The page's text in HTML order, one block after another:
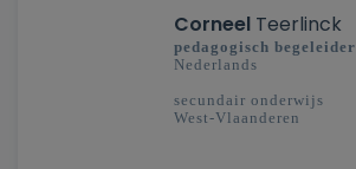
Corneel Teerlinck
pedagogisch begeleider
Nederlands
secundair onderwijs
West-Vlaanderen